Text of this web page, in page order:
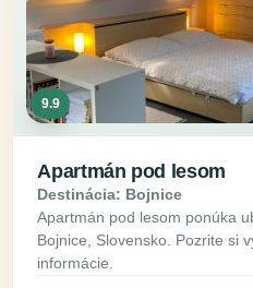
9.9
Apartmán pod lesom
Destinácia: Bojnice
Apartmán pod lesom ponúka
Bojnice, Slovensko. Pozrite si
informácie.